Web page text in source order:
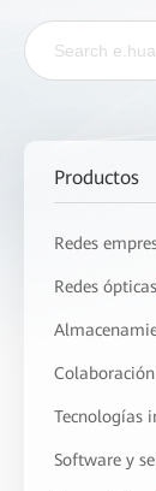
Productos
Redes
Redes ópticas
Tecnologías
Software y